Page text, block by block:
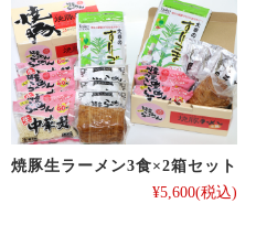
焼豚生ラーメン3食×2箱セット
¥5,600(税込)